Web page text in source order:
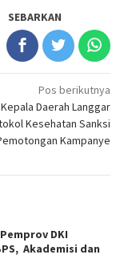
SEBARKAN
Pos berikutnya
Daerah Langgar
Kesehatan Sanksi
Kampanye
DKI
Akademisi dan